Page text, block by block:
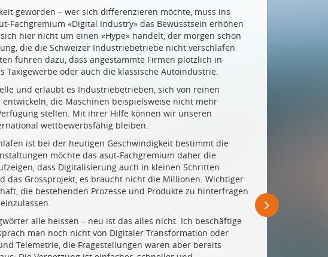
geworden – wer sich differenzieren möchte, muss ins
Fachgremium «Digital Industry» das Bewusstsein erhöhen
hier nicht um einen «Hype» handelt, der morgen schon
die die Schweizer Industriebetriebe nicht verschlafen
führen dazu, dass angestammte Firmen plötzlich in
Taxigewerbe oder auch die klassische Autoindustrie.
und erlaubt es Industriebetrieben, sich von reinen
die Maschinen beispielsweise nicht mehr
stellen. Mit ihrer Hilfe können wir unseren
wettbewerbsfähig bleiben.
ist bei der heutigen Geschwindigkeit bestimmt die
möchte das asut-Fachgremium daher die
dass Digitalisierung auch in kleinen Schritten
das Grossprojekt, es braucht nicht die Millionen. Wichtiger
die bestehenden Prozesse und Produkte zu hinterfragen
alle heissen – neu ist das alles nicht. Ich beschäftige
man noch nicht von Digitaler Transformation oder
Telemetrie, die Fragestellungen waren aber bereits